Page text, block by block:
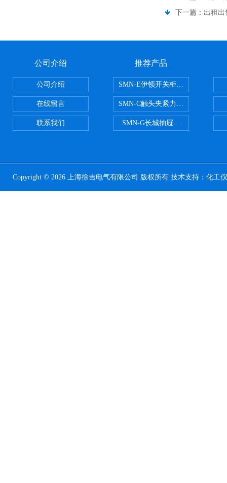
下一篇： 出租出
公司介绍
公司介绍
在线留言
联系我们
推荐产品
SMN-E伊顿开关柜触头夹紧力检
SMN-C触头夹紧力检测仪
SMN-G长城抽屉开关柜触头夹紧
Copyright © 2026 上海徐吉电气有限公司 版权所有 技术支持： 化工